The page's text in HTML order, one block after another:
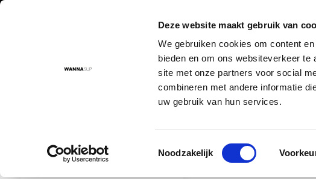
Deze website maakt gebruik van
We gebruiken cookies om content
bieden en om ons websiteverkeer
site met onze partners voor social
combineren met andere informatie
uw gebruik van hun services.
Toestemmingsselectie
Noodzakelijk
Instructievideo's
Voor 17:00 besteld = morgen in huis! De nr. 1 SUP board specialist
Advies Sup vragen